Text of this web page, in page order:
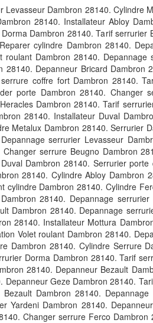
Dambron 28140.
28140. Installateur Abloy
Dambron 28140. Tarif
cylindre Dambron 28140.
Dambron 28140.
Depanneur Bricard
coffre fort Dambron 28140.
porte Dambron 28140.
Dambron 28140. Tarif
28140. Installateur Duval
Metalux Dambron 28140. Serrurier
serrurier Levasseur
serrure Beugno Dambron
Dambron 28140. Serrurier
28140. Cylindre Abloy
cylindre Dambron 28140. Cylindre
28140. Depannage
Dambron 28140. Depannage
28140. Installateur Mottura
Volet roulant Dambron 28140.
Dambron 28140. Cylindre Serrure
Dorma Dambron 28140. Tarif
28140. Depanneur Bezault
Geze Dambron 28140.
Dambron 28140.
Yardeni Dambron 28140.
Changer serrure Ferco